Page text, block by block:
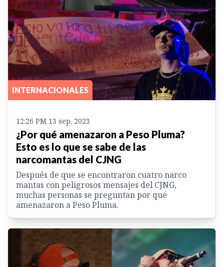
INTERNACIONALES
12:26 PM 13 sep. 2023
¿Por qué amenazaron a Peso Pluma?
Esto es lo que se sabe de las
narcomantas del CJNG
Después de que se encontraron cuatro narco
mantas con peligrosos mensajes del CJNG,
muchas personas se preguntan por qué
amenazaron a Peso Pluma.